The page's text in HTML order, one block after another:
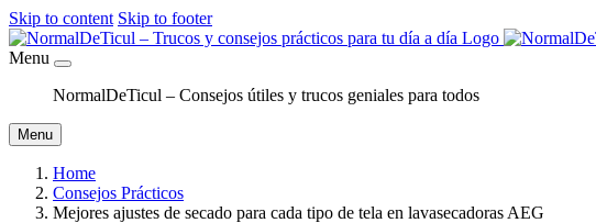
Skip to content Skip to footer
Menu
NormalDeTicul – Consejos útiles y trucos geniales para todos
Menu
Home
Consejos Prácticos
Mejores ajustes de secado para cada tipo de tela en lavasecadoras AEG